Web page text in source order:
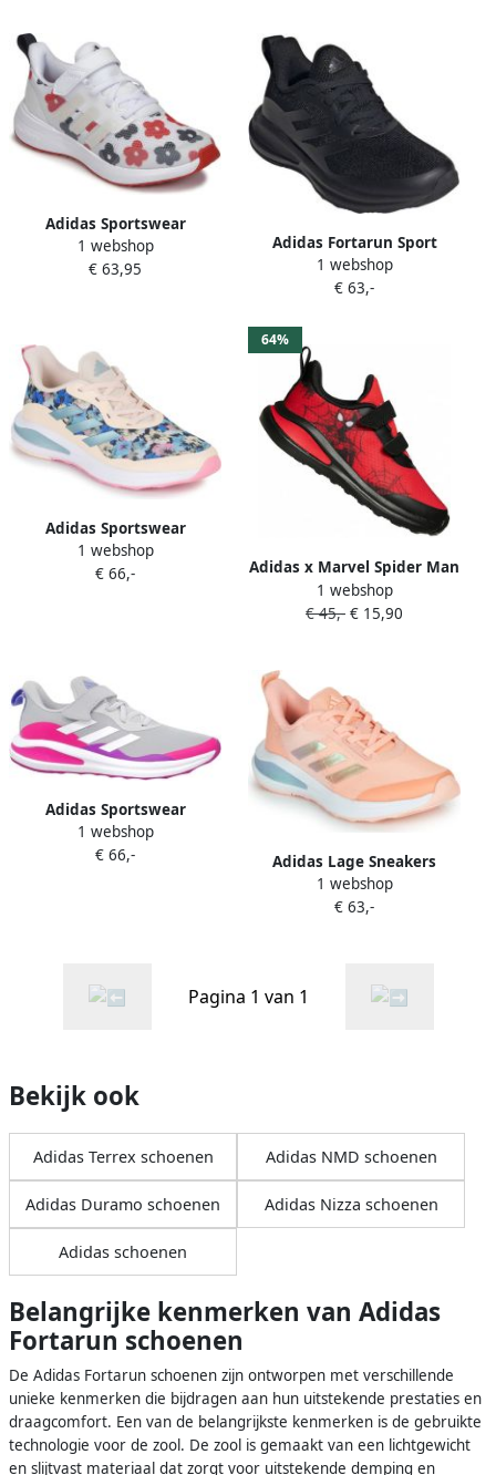
Adidas Sportswear
FortaRun 2.0 Cloudfoam
Schoenen met Elastische
1 webshop
€ 63,95
Adidas Fortarun Sport
Running Lace Voorschools
Schoenen
1 webshop
€ 63,-
Adidas Sportswear
FortaRun Sport Running
Veterschoenen
1 webshop
€ 66,-
64%
Adidas x Marvel Spider Man
FortaRun Schoenen Vivid
Red Core Black Cloud White
1 webshop
€ 45,- € 15,90
Adidas Sportswear
FortaRun Elastic Lace Top
Strap Hardloopschoenen
1 webshop
€ 66,-
Adidas Lage Sneakers
FORTARUN K
1 webshop
€ 63,-
Pagina 1 van 1
Bekijk ook
Adidas Terrex schoenen Adidas NMD schoenen
Adidas Duramo schoenen Adidas Nizza schoenen
Adidas schoenen
Belangrijke kenmerken van Adidas
Fortarun schoenen
De Adidas Fortarun schoenen zijn ontworpen met verschillende
unieke kenmerken die bijdragen aan hun uitstekende prestaties en
draagcomfort. Een van de belangrijkste kenmerken is de gebruikte
technologie voor de zool. De zool is gemaakt van een lichtgewicht
en slijtvast materiaal dat zorgt voor uitstekende demping en